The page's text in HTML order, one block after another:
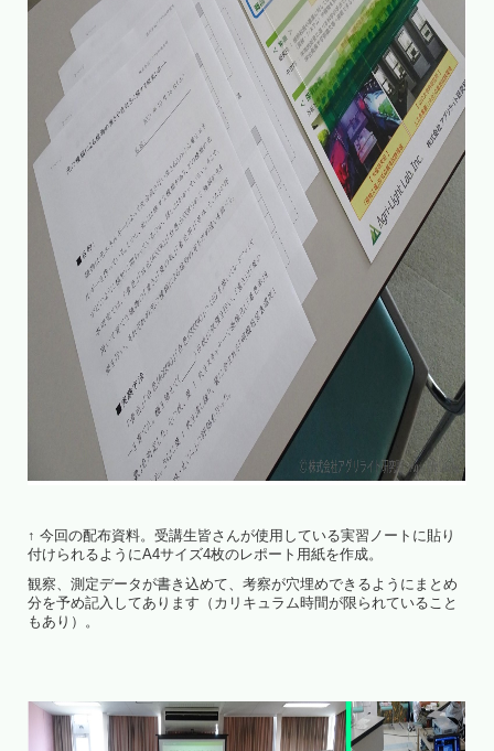
↑ 今回の配布資料。受講生皆さんが使用している実習ノートに貼り
付けられるようにA4サイズ4枚のレポート用紙を作成。
観察、測定データが書き込めて、考察が穴埋めできるようにまとめ
分を予め記入してあります（カリキュラム時間が限られていること
もあり）。